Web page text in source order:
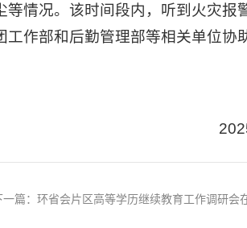
情况。该时间段内，听到火灾报
作部和后勤管理部等相关单位协
一篇：环省会片区高等学历继续教育工作调研会